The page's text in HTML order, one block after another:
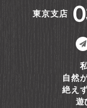
東京支店
自然
絶え
遊